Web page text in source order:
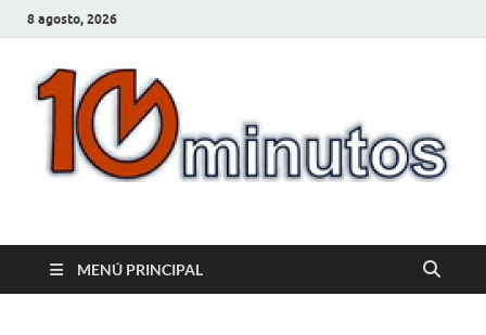
8 agosto, 2026
10minutos.com.uy
MENÚ PRINCIPAL